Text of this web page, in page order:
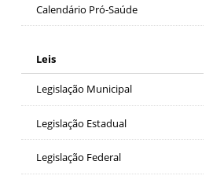
Calendário Pró-Saúde
Leis
Legislação Municipal
Legislação Estadual
Legislação Federal